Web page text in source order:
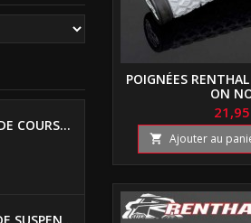
NUMÉRO DE COURSE US 17 CM NOIR
POIGNÉES
ON
 Ajouter au